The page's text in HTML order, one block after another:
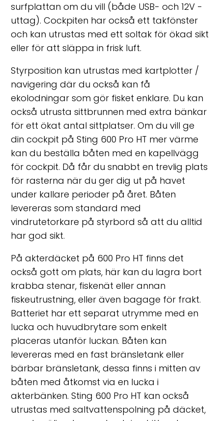
surfplattan om du vill (både USB- och 12V -
uttag). Cockpiten har också ett takfönster
och kan utrustas med ett soltak för ökad sikt
eller för att släppa in frisk luft.
Styrposition kan utrustas med kartplotter /
navigering där du också kan få
ekolodningar som gör fisket enklare. Du kan
också utrusta sittbrunnen med extra bänkar
för ett ökat antal sittplatser. Om du vill ge
din cockpit på Sting 600 Pro HT mer värme
kan du beställa båten med en kapellvägg
för cockpit. Då får du snabbt en trevlig plats
för rasterna när du ger dig ut på havet
under kallare perioder på året. Båten
levereras som standard med
vindrutetorkare på styrbord så att du alltid
har god sikt.
På akterdäcket på 600 Pro HT finns det
också gott om plats, här kan du lagra bort
krabba stenar, fiskenät eller annan
fiskeutrustning, eller även bagage för frakt.
Batteriet har ett separat utrymme med en
lucka och huvudbrytare som enkelt
placeras utanför luckan. Båten kan
levereras med en fast bränsletank eller
bärbar bränsletank, dessa finns i mitten av
båten med åtkomst via en lucka i
akterbänken. Sting 600 Pro HT kan också
utrustas med saltvattenspolning på däcket,